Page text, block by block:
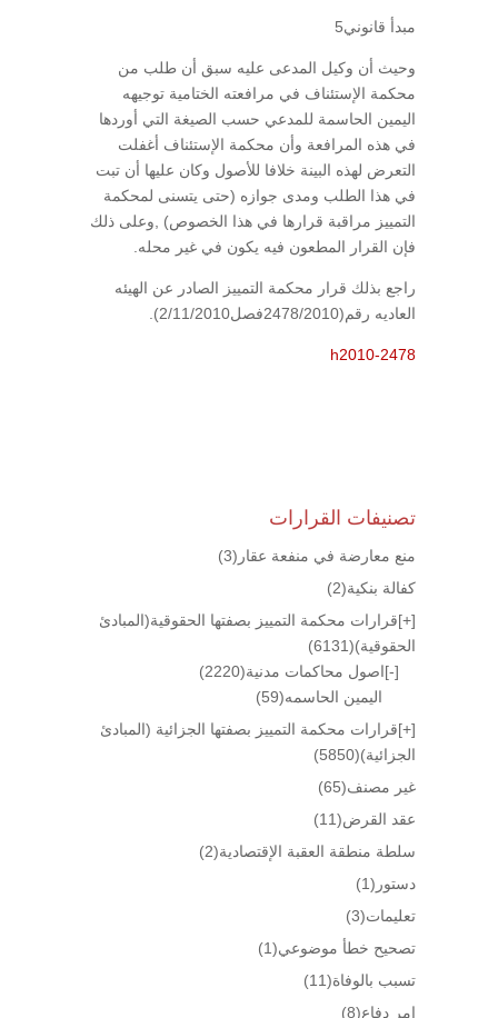
مبدأ قانوني5
وحيث أن وكيل المدعى عليه سبق أن طلب من
محكمة الإستئناف في مرافعته الختامية توجيهه
اليمين الحاسمة للمدعي حسب الصيغة التي أوردها
في هذه المرافعة وأن محكمة الإستئناف أغفلت
التعرض لهذه البينة خلافا للأصول وكان عليها أن تبت
في هذا الطلب ومدى جوازه (حتى يتسنى لمحكمة
التمييز مراقبة قرارها في هذا الخصوص) ,وعلى ذلك
فإن القرار المطعون فيه يكون في غير محله.
راجع بذلك قرار محكمة التمييز الصادر عن الهيئه
العاديه رقم(2478/2010فصل2/11/2010).
h2010-2478
تصنيفات القرارات
منع معارضة في منفعة عقار (3)
كفالة بنكية(2)
[+]قرارات محكمة التمييز بصفتها الحقوقية(المبادئ
الحقوقية)(6131)
[-]اصول محاكمات مدنية(2220)
اليمين الحاسمه(59)
[+]قرارات محكمة التمييز بصفتها الجزائية (المبادئ
الجزائية)(5850)
غير مصنف(65)
عقد القرض(11)
سلطة منطقة العقبة الإقتصادية(2)
دستور (1)
تعليمات(3)
تصحيح خطأ موضوعي(1)
تسبب بالوفاة(11)
امر دفاع(8)